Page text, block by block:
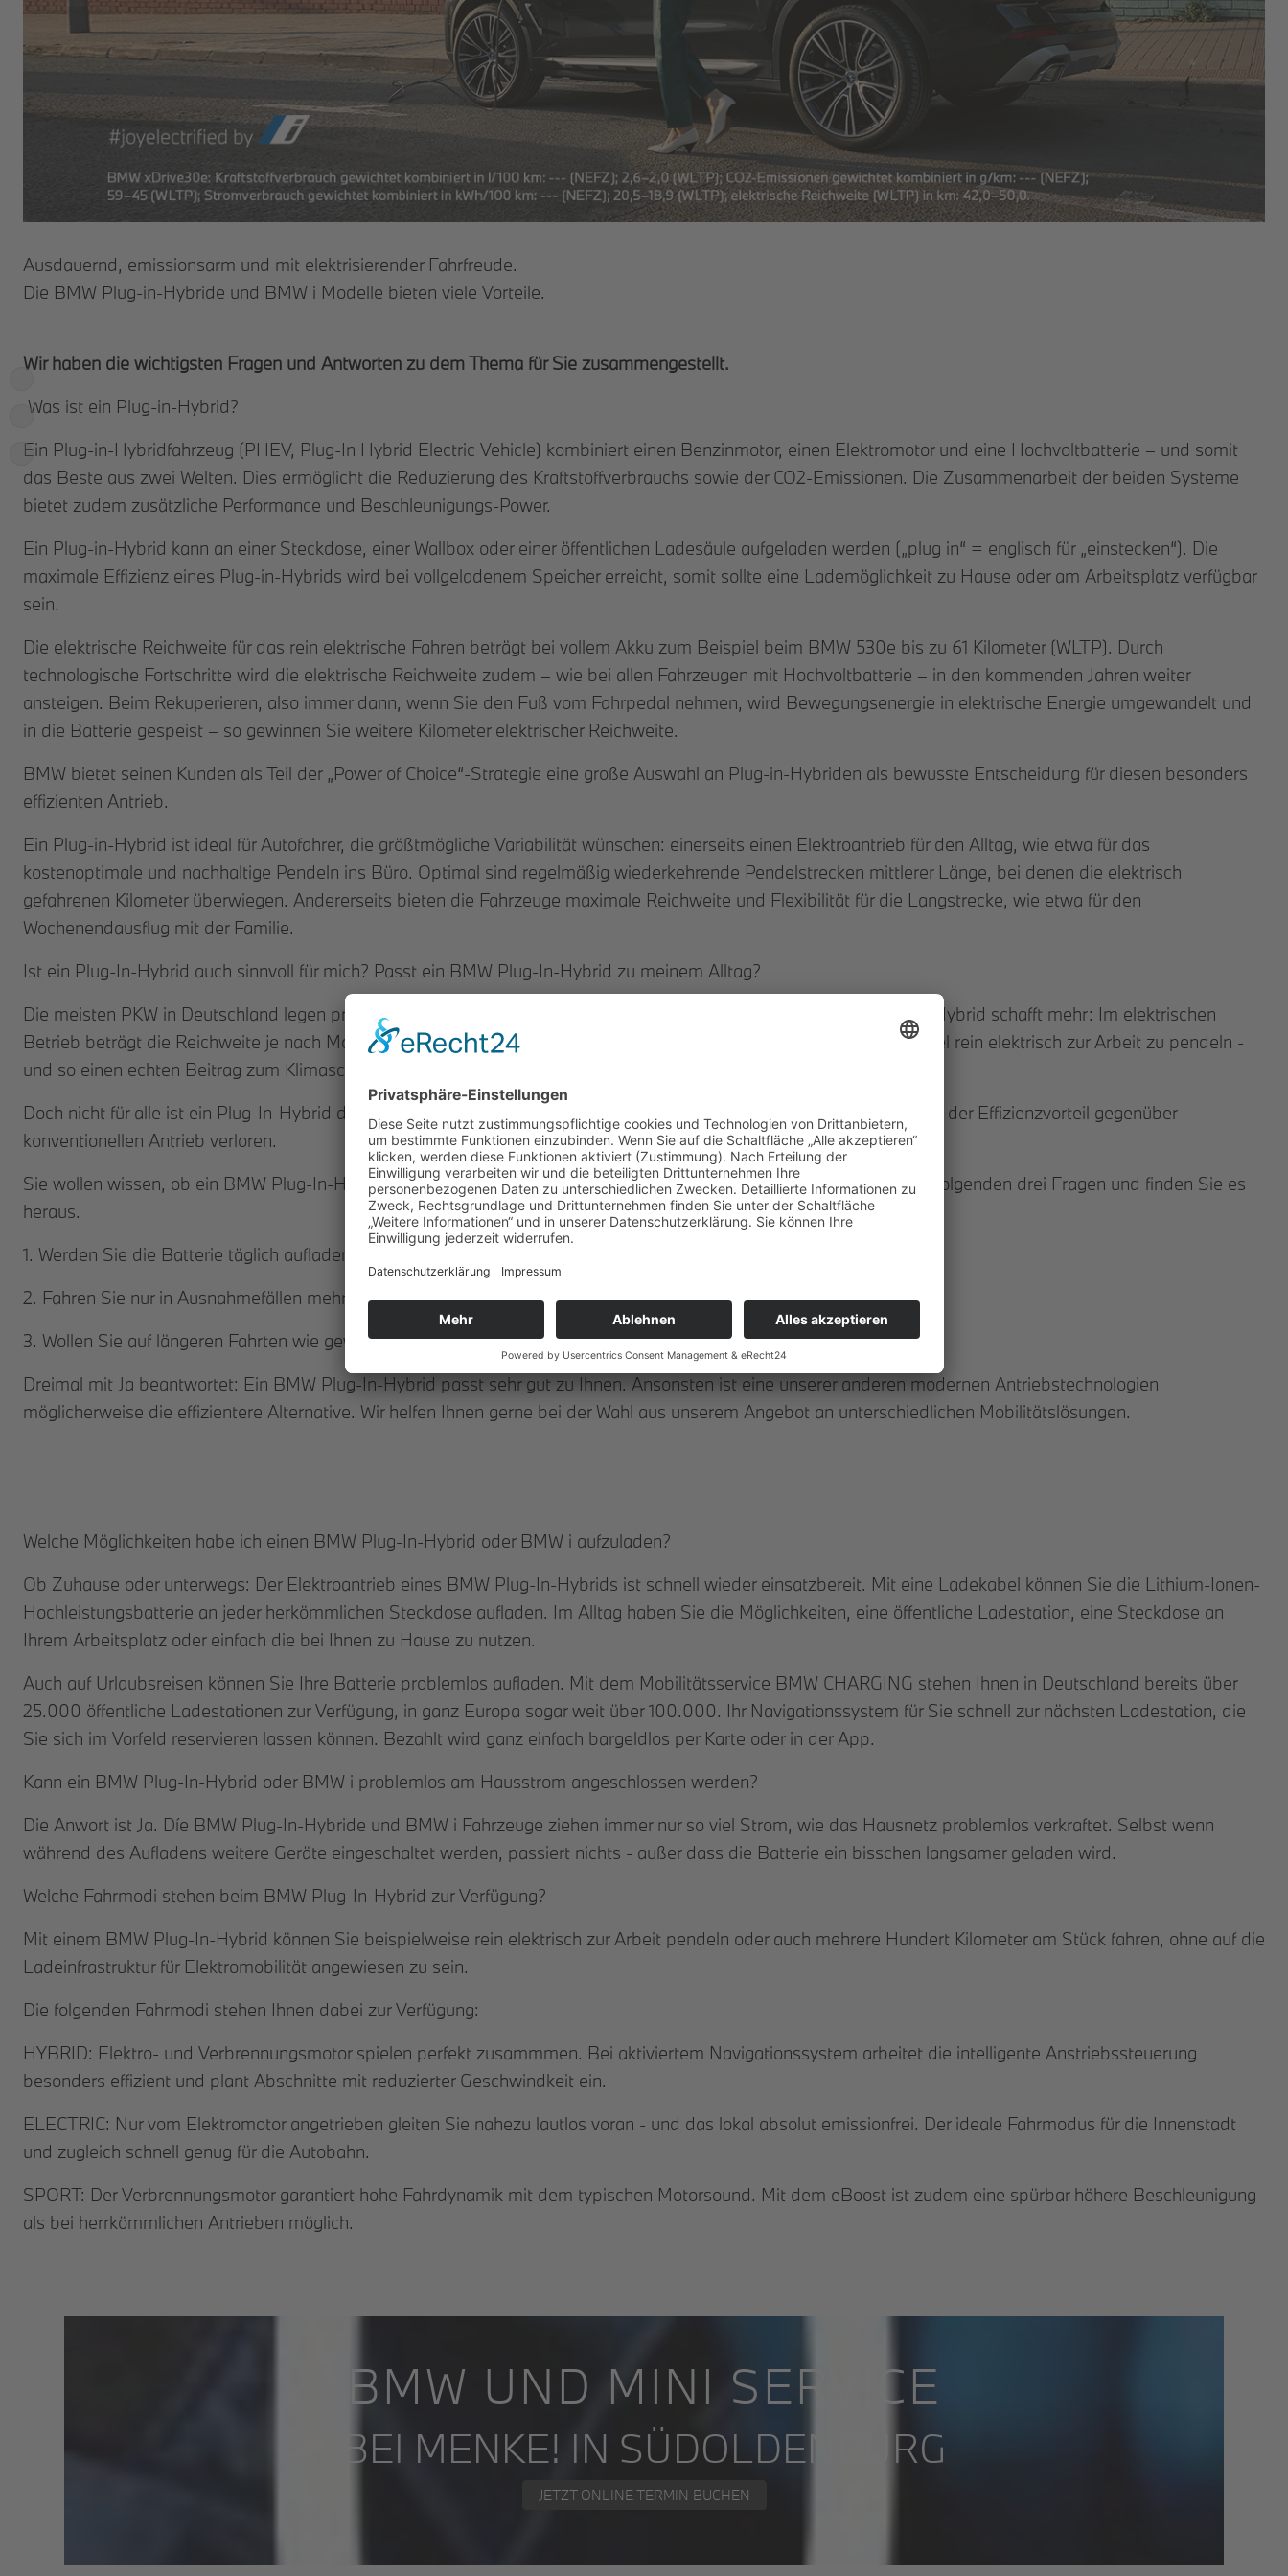
Ausdauernd, emissionsarm und mit elektrisierender Fahrfreude.
Die BMW Plug-in-Hybride und BMW i Modelle bieten viele Vorteile.
Wir haben die wichtigsten Fragen und Antworten zu dem Thema für Sie zusammengestellt.
Was ist ein Plug-in-Hybrid?
Ein Plug-in-Hybridfahrzeug (PHEV, Plug-In Hybrid Electric Vehicle) kombiniert einen Benzinmotor, einen Elektromotor und eine Hochvoltbatterie – und somit
das Beste aus zwei Welten. Dies ermöglicht die Reduzierung des Kraftstoffverbrauchs sowie der CO2-Emissionen. Die Zusammenarbeit der beiden Systeme
bietet zudem zusätzliche Performance und Beschleunigungs-Power.
Ein Plug-in-Hybrid kann an einer Steckdose, einer Wallbox oder einer öffentlichen Ladesäule aufgeladen werden („plug in“ = englisch für „einstecken“). Die
maximale Effizienz eines Plug-in-Hybrids wird bei vollgeladenem Speicher erreicht, somit sollte eine Lademöglichkeit zu Hause oder am Arbeitsplatz verfügbar
sein.
Die elektrische Reichweite für das rein elektrische Fahren beträgt bei vollem Akku zum Beispiel beim BMW 530e bis zu 61 Kilometer (WLTP). Durch
technologische Fortschritte wird die elektrische Reichweite zudem – wie bei allen Fahrzeugen mit Hochvoltbatterie – in den kommenden Jahren weiter
ansteigen. Beim Rekuperieren, also immer dann, wenn Sie den Fuß vom Fahrpedal nehmen, wird Bewegungsenergie in elektrische Energie umgewandelt und
in die Batterie gespeist – so gewinnen Sie weitere Kilometer elektrischer Reichweite.
BMW bietet seinen Kunden als Teil der „Power of Choice“-Strategie eine große Auswahl an Plug-in-Hybriden als bewusste Entscheidung für diesen besonders
effizienten Antrieb.
Ein Plug-in-Hybrid ist ideal für Autofahrer, die größtmögliche Variabilität wünschen: einerseits einen Elektroantrieb für den Alltag, wie etwa für das
kostenoptimale und nachhaltige Pendeln ins Büro. Optimal sind regelmäßig wiederkehrende Pendelstrecken mittlerer Länge, bei denen die elektrisch
gefahrenen Kilometer überwiegen. Andererseits bieten die Fahrzeuge maximale Reichweite und Flexibilität für die Langstrecke, wie etwa für den
Wochenendausflug mit der Familie.
Ist ein Plug-In-Hybrid auch sinnvoll für mich? Passt ein BMW Plug-In-Hybrid zu meinem Alltag?
Die meisten PKW in Deutschland legen pro Tag nicht mehr als 30 Kilometer zurück*. Die Batterie eines BMW Plug-In-Hybrid schafft mehr: Im elektrischen
Betrieb beträgt die Reichweite je nach Modell bis zu 68 Kilometer**. Für viele ist das mehr als genug, um zum Beispiel rein elektrisch zur Arbeit zu pendeln -
und so einen echten Beitrag zum Klimaschutz zu leisten.
Doch nicht für alle ist ein Plug-In-Hybrid die beste Wahl. Wenn etwa der Elektroantrieb kaum zum Einsatz kommt, geht der Effizienzvorteil gegenüber
konventionellen Antrieb verloren.
Sie wollen wissen, ob ein BMW Plug-In-Hybrid auch für Sie ökologisch sinnvoll ist? Dann beantworten Sie einfach die folgenden drei Fragen und finden Sie es
heraus.
1. Werden Sie die Batterie täglich aufladen können?
2. Fahren Sie nur in Ausnahmefällen mehr als 60 Kilometer pro Tag?
3. Wollen Sie auf längeren Fahrten wie gewohnt tanken können?
Dreimal mit Ja beantwortet: Ein BMW Plug-In-Hybrid passt sehr gut zu Ihnen. Ansonsten ist eine unserer anderen modernen Antriebstechnologien
möglicherweise die effizientere Alternative. Wir helfen Ihnen gerne bei der Wahl aus unserem Angebot an unterschiedlichen Mobilitätslösungen.
Welche Möglichkeiten habe ich einen BMW Plug-In-Hybrid oder BMW i aufzuladen?
Ob Zuhause oder unterwegs: Der Elektroantrieb eines BMW Plug-In-Hybrids ist schnell wieder einsatzbereit. Mit eine Ladekabel können Sie die Lithium-Ionen-
Hochleistungsbatterie an jeder herkömmlichen Steckdose aufladen. Im Alltag haben Sie die Möglichkeiten, eine öffentliche Ladestation, eine Steckdose an
Ihrem Arbeitsplatz oder einfach die bei Ihnen zu Hause zu nutzen.
Auch auf Urlaubsreisen können Sie Ihre Batterie problemlos aufladen. Mit dem Mobilitätsservice BMW CHARGING stehen Ihnen in Deutschland bereits über
25.000 öffentliche Ladestationen zur Verfügung, in ganz Europa sogar weit über 100.000. Ihr Navigationssystem für Sie schnell zur nächsten Ladestation, die
Sie sich im Vorfeld reservieren lassen können. Bezahlt wird ganz einfach bargeldlos per Karte oder in der App.
Kann ein BMW Plug-In-Hybrid oder BMW i problemlos am Hausstrom angeschlossen werden?
Die Anwort ist Ja. Díe BMW Plug-In-Hybride und BMW i Fahrzeuge ziehen immer nur so viel Strom, wie das Hausnetz problemlos verkraftet. Selbst wenn
während des Aufladens weitere Geräte eingeschaltet werden, passiert nichts - außer dass die Batterie ein bisschen langsamer geladen wird.
Welche Fahrmodi stehen beim BMW Plug-In-Hybrid zur Verfügung?
Mit einem BMW Plug-In-Hybrid können Sie beispielweise rein elektrisch zur Arbeit pendeln oder auch mehrere Hundert Kilometer am Stück fahren, ohne auf die
Ladeinfrastruktur für Elektromobilität angewiesen zu sein.
Die folgenden Fahrmodi stehen Ihnen dabei zur Verfügung:
HYBRID: Elektro- und Verbrennungsmotor spielen perfekt zusammmen. Bei aktiviertem Navigationssystem arbeitet die intelligente Anstriebssteuerung
besonders effizient und plant Abschnitte mit reduzierter Geschwindkeit ein.
ELECTRIC: Nur vom Elektromotor angetrieben gleiten Sie nahezu lautlos voran - und das lokal absolut emissionfrei. Der ideale Fahrmodus für die Innenstadt
und zugleich schnell genug für die Autobahn.
SPORT: Der Verbrennungsmotor garantiert hohe Fahrdynamik mit dem typischen Motorsound. Mit dem eBoost ist zudem eine spürbar höhere Beschleunigung
als bei herrkömmlichen Antrieben möglich.
BMW UND MINI SERVICE
BEI MENKE! IN SÜDOLDENBURG
JETZT ONLINE TERMIN BUCHEN